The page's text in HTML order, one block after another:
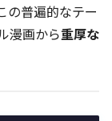
の普遍的なテー
漫画から重厚な